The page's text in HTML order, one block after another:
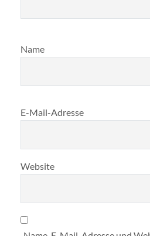
Name
E-Mail-Adresse
Website